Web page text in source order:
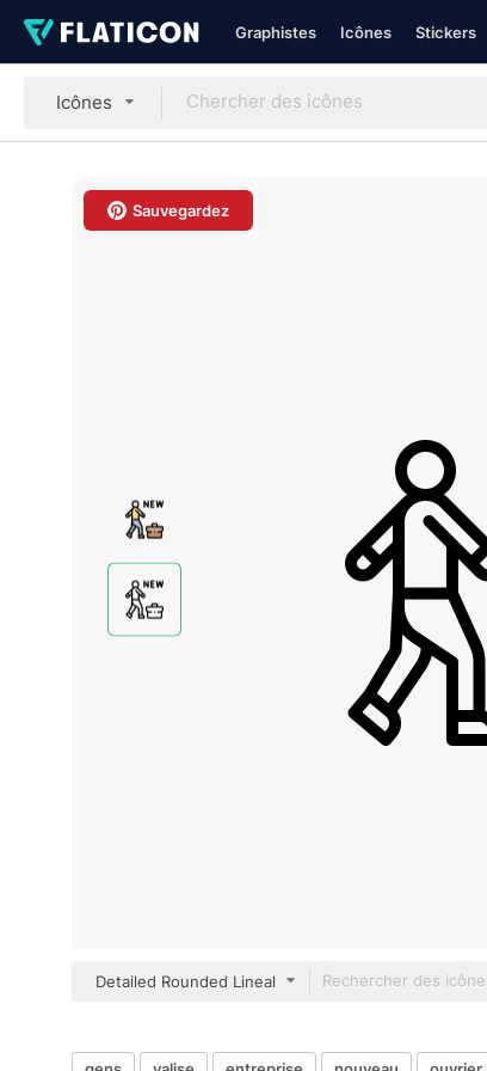
Graphistes Icônes Stickers
Icônes
Sauvegardez
Detailed Rounded Lineal